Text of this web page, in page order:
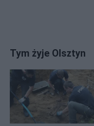
Tym żyje Olsztyn